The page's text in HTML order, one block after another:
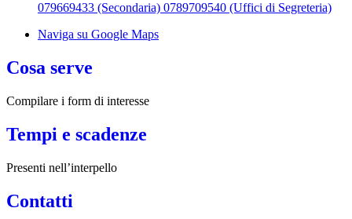
079669433 (Secondaria) 0789709540 (Uffici di Segreteria)
Naviga su Google Maps
Cosa serve
Compilare i form di interesse
Tempi e scadenze
Presenti nell’interpello
Contatti